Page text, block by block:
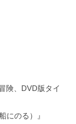
険、DVD版タイ
にのる）』